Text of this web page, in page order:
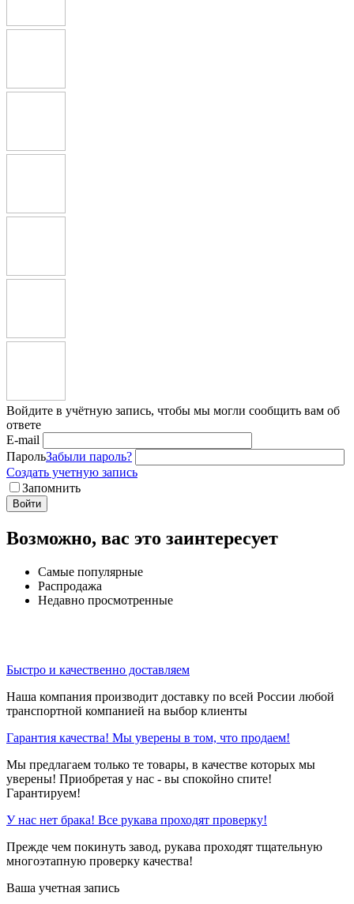
Войдите в учётную запись, чтобы мы могли сообщить вам об
ответе
E-mail
ПарольЗабыли пароль?
Создать учетную запись
Запомнить
Войти
Возможно, вас это заинтересует
Самые популярные
Распродажа
Недавно просмотренные
Быстро и качественно доставляем
Наша компания производит доставку по всей России любой
транспортной компанией на выбор клиенты
Гарантия качества! Мы уверены в том, что продаем!
Мы предлагаем только те товары, в качестве которых мы
уверены! Приобретая у нас - вы спокойно спите!
Гарантируем!
У нас нет брака! Все рукава проходят проверку!
Прежде чем покинуть завод, рукава проходят тщательную
многоэтапную проверку качества!
Ваша учетная запись